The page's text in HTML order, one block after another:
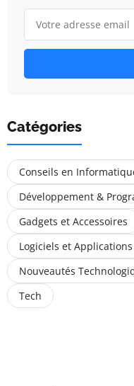
Catégories
Conseils en
Développement &
Gadgets et Accessoires
Logiciels et Applications
Nouveautés
Tech